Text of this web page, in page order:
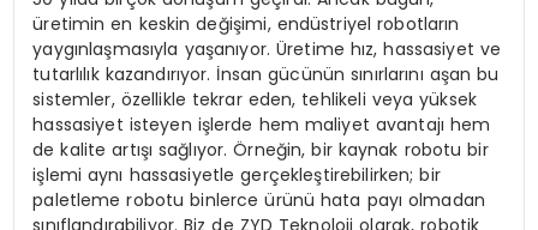
üretimin en keskin değişimi, endüstriyel robotların
yaygınlaşmasıyla yaşanıyor. Üretime hız, hassasiyet ve
tutarlılık kazandırıyor. İnsan gücünün sınırlarını aşan bu
sistemler, özellikle tekrar eden, tehlikeli veya yüksek
hassasiyet isteyen işlerde hem maliyet avantajı hem
de kalite artışı sağlıyor. Örneğin, bir kaynak robotu bir
işlemi aynı hassasiyetle gerçekleştirebilirken; bir
paletleme robotu binlerce ürünü hata payı olmadan
sınıflandırabiliyor. Biz de ZYD Teknoloji olarak, robotik